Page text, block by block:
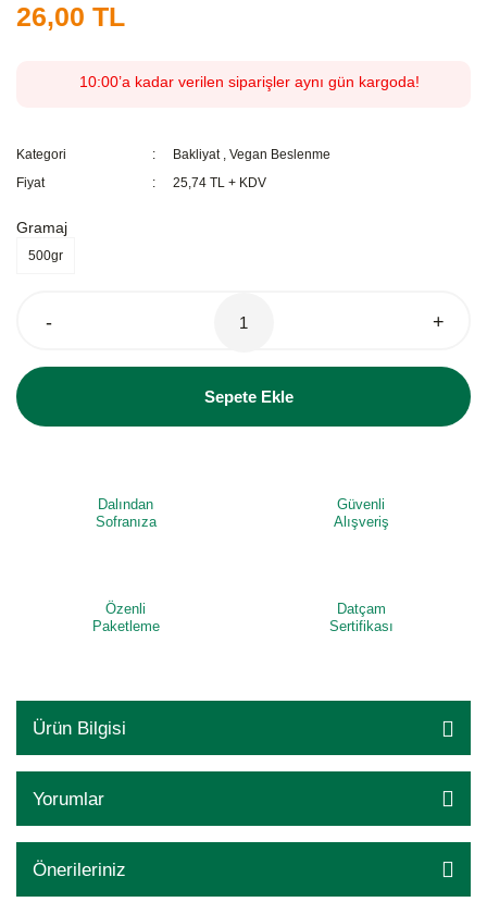
26,00 TL
10:00’a kadar verilen siparişler aynı gün kargoda!
Kategori Bakliyat ,Vegan Beslenme
Fiyat
25,74 TL + KDV
Gramaj
500gr
- +
Sepete Ekle
Dalından
Sofranıza
Güvenli
Alışveriş
Özenli
Paketleme
Datçam
Sertifikası
Ürün Bilgisi
Yorumlar
Önerileriniz